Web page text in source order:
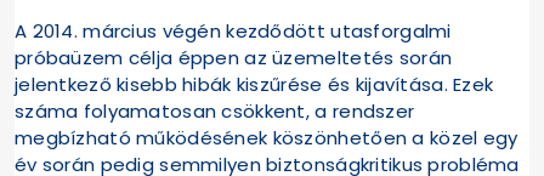
A 2014. március végén kezdődött utasforgalmi
próbaüzem célja éppen az üzemeltetés során
jelentkező kisebb hibák kiszűrése és kijavítása. Ezek
száma folyamatosan csökkent, a rendszer
megbízható működésének köszönhetően a közel egy
év során pedig semmilyen biztonságkritikus probléma